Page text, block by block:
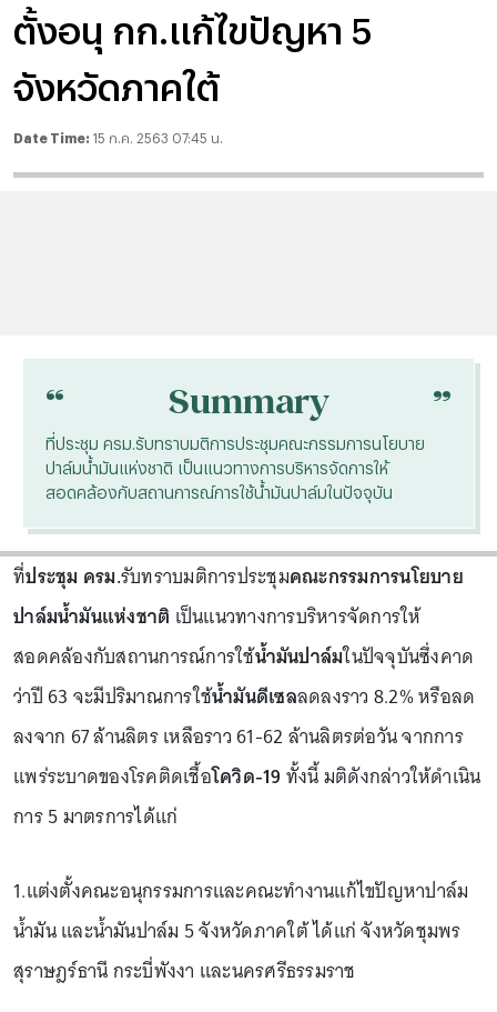
ตั้งอนุ กก.แก้ไขปัญหา 5
จังหวัดภาคใต้
Date Time: 15 ก.ค. 2563 07:45 น.
“ Summary “
ที่ประชุม ครม.รับทราบมติการประชุมคณะกรรมการนโยบาย
ปาล์มน้ำมันแห่งชาติ เป็นแนวทางการบริหารจัดการให้
สอดคล้องกับสถานการณ์การใช้น้ำมันปาล์มในปัจจุบัน
ที่ประชุม ครม.รับทราบมติการประชุมคณะกรรมการนโยบาย
ปาล์มน้ำมันแห่งชาติ เป็นแนวทางการบริหารจัดการให้
สอดคล้องกับสถานการณ์การใช้น้ำมันปาล์มในปัจจุบันซึ่งคาด
ว่าปี 63 จะมีปริมาณการใช้น้ำมันดีเซลลดลงราว 8.2% หรือลด
ลงจาก 67 ล้านลิตร เหลือราว 61-62 ล้านลิตรต่อวัน จากการ
แพร่ระบาดของโรคติดเชื้อโควิด-19 ทั้งนี้ มติดังกล่าวให้ดำเนิน
การ 5 มาตรการได้แก่
1.แต่งตั้งคณะอนุกรรมการและคณะทำงานแก้ไขปัญหาปาล์ม
น้ำมัน และน้ำมันปาล์ม 5 จังหวัดภาคใต้ ได้แก่ จังหวัดชุมพร
สุราษฎร์ธานี กระบี่พังงา และนครศรีธรรมราช